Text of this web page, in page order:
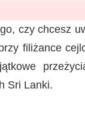
czy chcesz
filiżance
Sri Lanki.